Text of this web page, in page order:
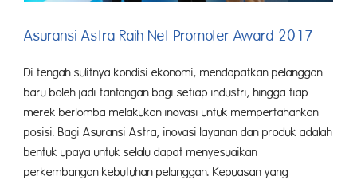
Asuransi Astra Raih Net Promoter Award 2017
Di tengah sulitnya kondisi ekonomi, mendapatkan pelanggan
baru boleh jadi tantangan bagi setiap industri, hingga tiap
merek berlomba melakukan inovasi untuk mempertahankan
posisi. Bagi Asuransi Astra, inovasi layanan dan produk adalah
bentuk upaya untuk selalu dapat menyesuaikan
perkembangan kebutuhan pelanggan. Kepuasan yang